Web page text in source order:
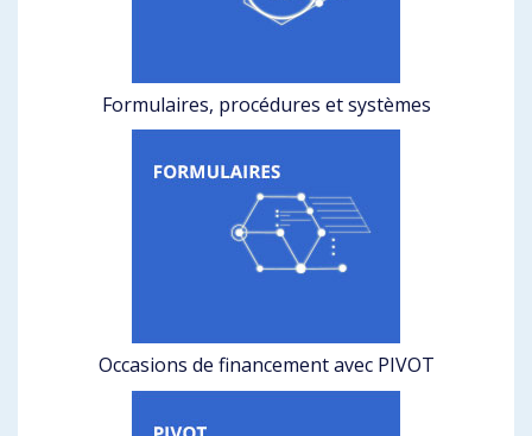
Formulaires, procédures et systèmes
Occasions de financement avec PIVOT